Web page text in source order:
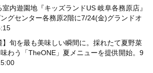
内遊園地『キッズランドUS 岐阜各務原店』
グセンター各務原2階に7/24(金)グランドオ
】旬を最も美味しい瞬間に。採れたて夏野菜
わう「TheONE」夏メニューを提供開始。9